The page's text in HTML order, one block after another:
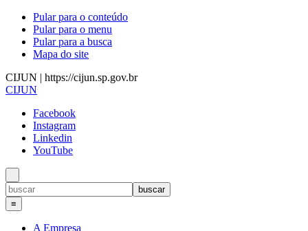
Pular para o conteúdo
Pular para o menu
Pular para a busca
Mapa do site
CIJUN | https://cijun.sp.gov.br
CIJUN
Facebook
Instagram
Linkedin
YouTube
≡
A Empresa